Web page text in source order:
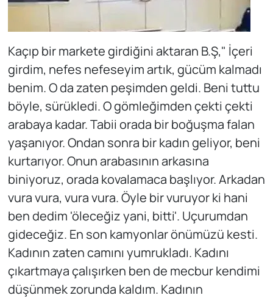
Kaçıp bir markete girdiğini aktaran B.Ş," İçeri
girdim, nefes nefeseyim artık, gücüm kalmadı
benim. O da zaten peşimden geldi. Beni tuttu
böyle, sürükledi. O gömleğimden çekti çekti
arabaya kadar. Tabii orada bir boğuşma falan
yaşanıyor. Ondan sonra bir kadın geliyor, beni
kurtarıyor. Onun arabasının arkasına
biniyoruz, orada kovalamaca başlıyor. Arkadan
vura vura, vura vura. Öyle bir vuruyor ki hani
ben dedim 'öleceğiz yani, bitti'. Uçurumdan
gideceğiz. En son kamyonlar önümüzü kesti.
Kadının zaten camını yumrukladı. Kadını
çıkartmaya çalışırken ben de mecbur kendimi
düşünmek zorunda kaldım. Kadının